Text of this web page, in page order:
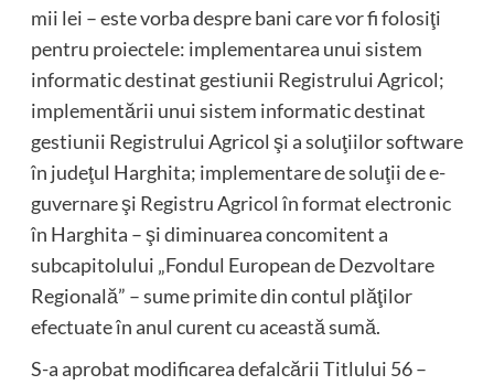
mii lei – este vorba despre bani care vor fi folosiţi
pentru proiectele: implementarea unui sistem
informatic destinat gestiunii Registrului Agricol;
implementării unui sistem informatic destinat
gestiunii Registrului Agricol şi a soluţiilor software
în judeţul Harghita; implementare de soluţii de e-
guvernare şi Registru Agricol în format electronic
în Harghita – şi diminuarea concomitent a
subcapitolului „Fondul European de Dezvoltare
Regională” – sume primite din contul plăţilor
efectuate în anul curent cu această sumă.
S-a aprobat modificarea defalcării Titlului 56 –